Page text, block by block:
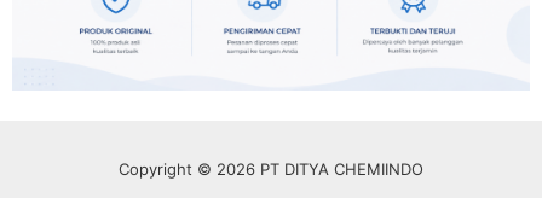
Copyright © 2026 PT DITYA CHEMIINDO